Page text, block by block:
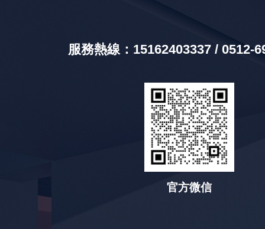
服務熱線：15162403337 / 0512-
官方微信